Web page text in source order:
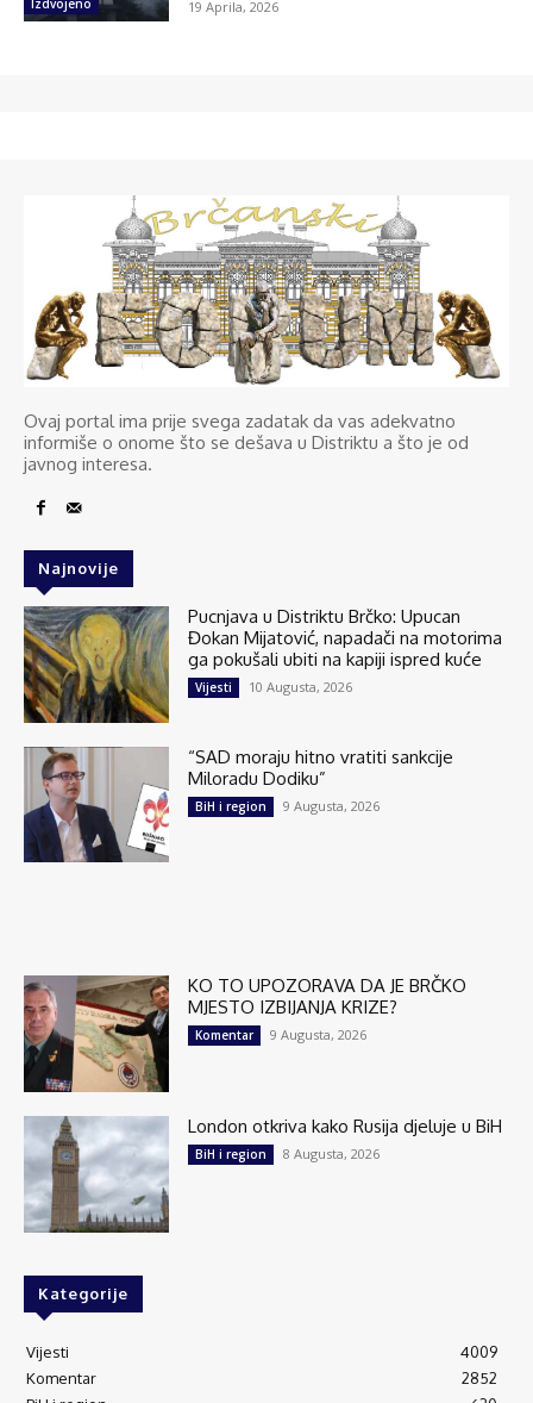
Izdvojeno 19 Aprila, 2026
Ovaj portal ima prije svega zadatak da vas adekvatno
informiše o onome što se dešava u Distriktu a što je od
javnog interesa.
Najnovije
Pucnjava u Distriktu Brčko: Upucan
Đokan Mijatović, napadači na motorima
ga pokušali ubiti na kapiji ispred kuće
Vijesti 10 Augusta, 2026
“SAD moraju hitno vratiti sankcije
Miloradu Dodiku”
BiH i region 9 Augusta, 2026
KO TO UPOZORAVA DA JE BRČKO
MJESTO IZBIJANJA KRIZE?
Komentar 9 Augusta, 2026
London otkriva kako Rusija djeluje u BiH
BiH i region 8 Augusta, 2026
Kategorije
Vijesti
4009
Komentar
2852